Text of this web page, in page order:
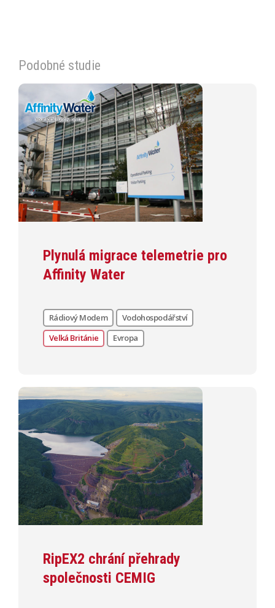
Podobné studie
Plynulá migrace telemetrie pro
Affinity Water
Rádiový Modem
Vodohospodářství
Velká Británie
Evropa
RipEX2 chrání přehrady
společnosti CEMIG